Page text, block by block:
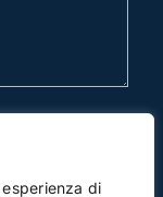
di